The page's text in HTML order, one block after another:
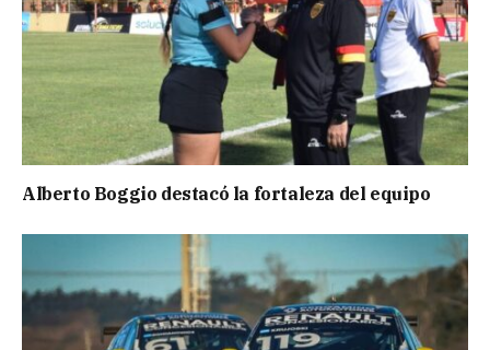
Alberto Boggio destacó la fortaleza del equipo